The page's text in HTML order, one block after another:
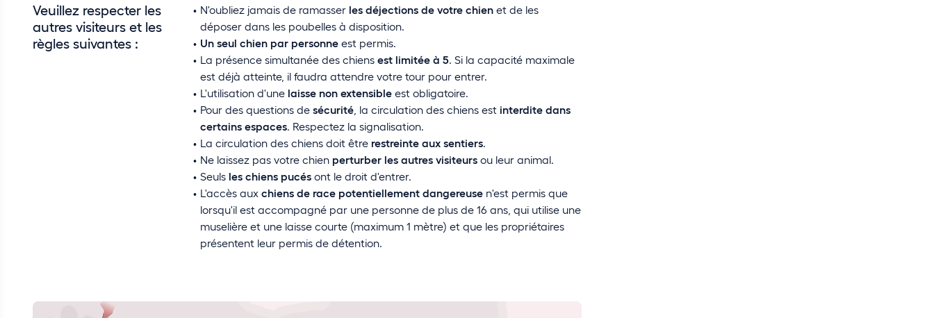
Veuillez respecter les
autres visiteurs et les
règles suivantes :
N'oubliez jamais de ramasser les déjections de votre chien et de les
déposer dans les poubelles à disposition.
Un seul chien par personne est permis.
La présence simultanée des chiens est limitée à 5 . Si la capacité maximale
est déjà atteinte, il faudra attendre votre tour pour entrer.
L'utilisation d'une laisse non extensible est obligatoire.
Pour des questions de sécurité , la circulation des chiens est interdite dans
certains espaces . Respectez la signalisation.
La circulation des chiens doit être restreinte aux sentiers
Ne laissez pas votre chien perturber les autres visiteurs ou leur animal.
Seuls les chiens pucés ont le droit d'entrer.
L'accès aux chiens de race potentiellement dangereuse n'est permis que
lorsqu'il est accompagné par une personne de plus de 16 ans, qui utilise une
muselière et une laisse courte (maximum 1 mètre) et que les propriétaires
présentent leur permis de détention.